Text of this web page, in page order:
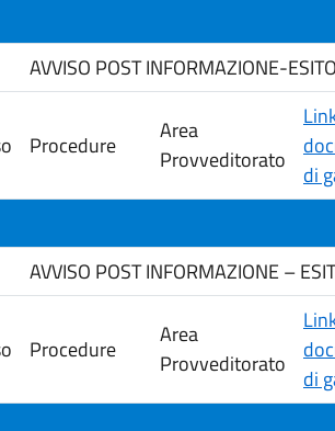
AVVISO POST INFORMAZIONE-
Procedure
Area
Provveditorato
di
AVVISO POST INFORMAZIONE –
Procedure
Area
Provveditorato
di